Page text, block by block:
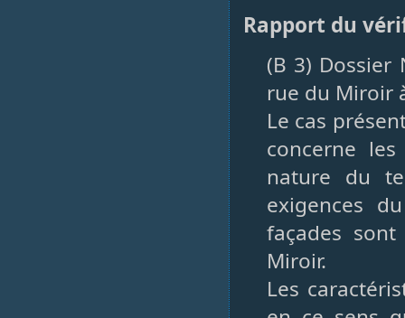
Rapport du
(B 3) Dossier
rue du Miroir
Le cas
concerne
nature du
exigences
façades
Miroir.
Les